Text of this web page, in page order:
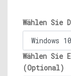
Wählen Sie
Wählen Sie
(Optional)